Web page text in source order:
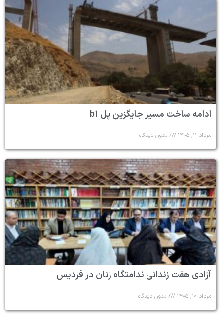
ادامه ساخت مسیر جایگزین پل b۱
مرداد ۱۱, ۱۴۰۵ بدون دیدگاه
آزادی هفت زندانی ندامتگاه زنان در فردیس
مرداد ۱۰, ۱۴۰۵ بدون دیدگاه